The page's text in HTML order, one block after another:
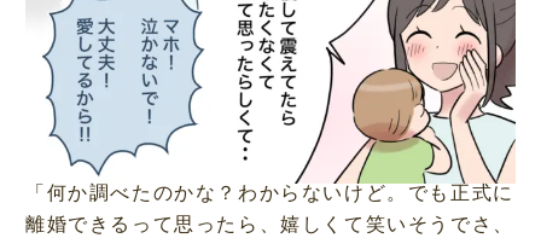
「何か調べたのかな？わからないけど。でも正式に
離婚できるって思ったら、嬉しくて笑いそうでさ、